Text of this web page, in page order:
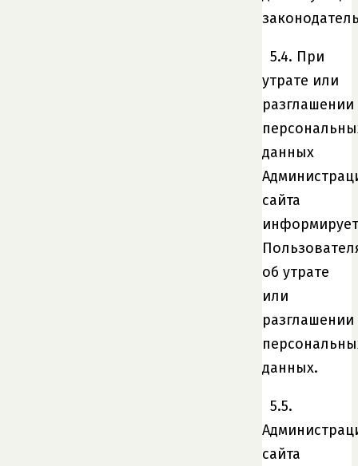
5.4. При
утрате или
разглашении
данных
сайта
информирует
об утрате
или
разглашении
данных.
5.5.
сайта